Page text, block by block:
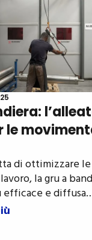
le
di ottimizzare le
la gru a
efficace e